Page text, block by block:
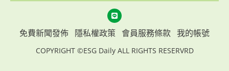
免費新聞發佈 隱私權政策 會員服務條款 我的帳號
COPYRIGHT ©ESG Daily ALL RIGHTS RESERVRD